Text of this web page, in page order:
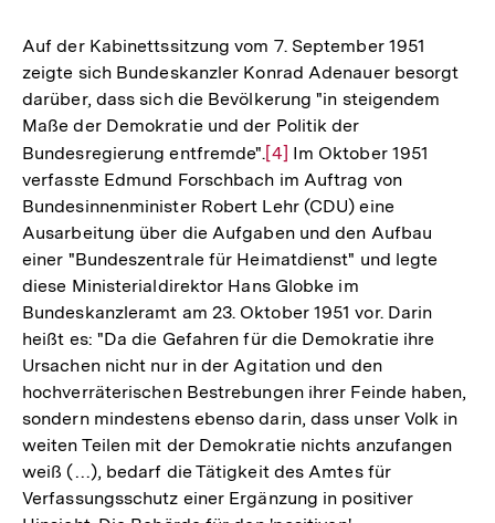
Auf der Kabinettssitzung vom 7. September 1951
zeigte sich Bundeskanzler Konrad Adenauer besorgt
darüber, dass sich die Bevölkerung "in steigendem
Maße der Demokratie und der Politik der
Bundesregierung entfremde".Zur
Auflösung
der
Fußnote
[4] Im Oktober 1951
verfasste Edmund Forschbach im Auftrag von
Bundesinnenminister Robert Lehr (CDU) eine
Ausarbeitung über die Aufgaben und den Aufbau
einer "Bundeszentrale für Heimatdienst" und legte
diese Ministerialdirektor Hans Globke im
Bundeskanzleramt am 23. Oktober 1951 vor. Darin
heißt es: "Da die Gefahren für die Demokratie ihre
Ursachen nicht nur in der Agitation und den
hochverräterischen Bestrebungen ihrer Feinde haben,
sondern mindestens ebenso darin, dass unser Volk in
weiten Teilen mit der Demokratie nichts anzufangen
weiß (…), bedarf die Tätigkeit des Amtes für
Verfassungsschutz einer Ergänzung in positiver